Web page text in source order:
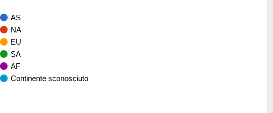
AS
NA
EU
SA
AF
Continente sconosciuto